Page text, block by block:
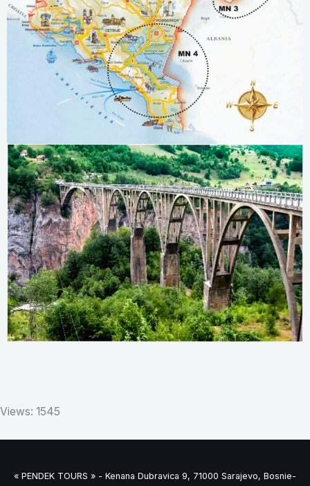
Views: 1545
« PENDEK TOURS » - Kenana Dubravica 9, 71000 Sarajevo, Bosnie-